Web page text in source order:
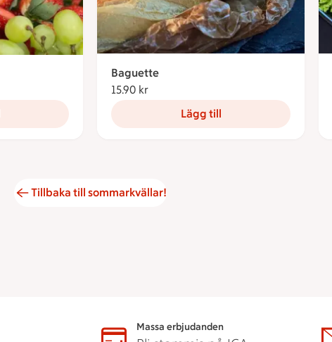
Baguette
15.90 kr
Lägg till
Tillbaka till sommarkvällar!
Massa erbjudanden